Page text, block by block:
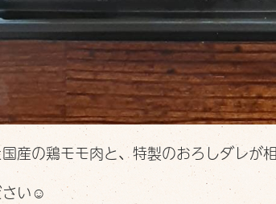
産の鶏モモ肉と、特製のおろしダレが
さい☺️